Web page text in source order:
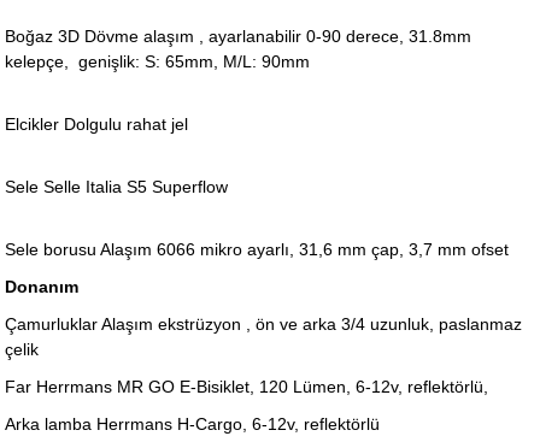
Boğaz 3D Dövme alaşım , ayarlanabilir 0-90 derece, 31.8mm
kelepçe, genişlik: S: 65mm, M/L: 90mm
Elcikler Dolgulu rahat jel
Sele Selle Italia S5 Superflow
Sele borusu Alaşım 6066 mikro ayarlı, 31,6 mm çap, 3,7 mm ofset
Donanım
Çamurluklar Alaşım ekstrüzyon , ön ve arka 3/4 uzunluk, paslanmaz
çelik
Far Herrmans MR GO E-Bisiklet, 120 Lümen, 6-12v, reflektörlü,
Arka lamba Herrmans H-Cargo, 6-12v, reflektörlü